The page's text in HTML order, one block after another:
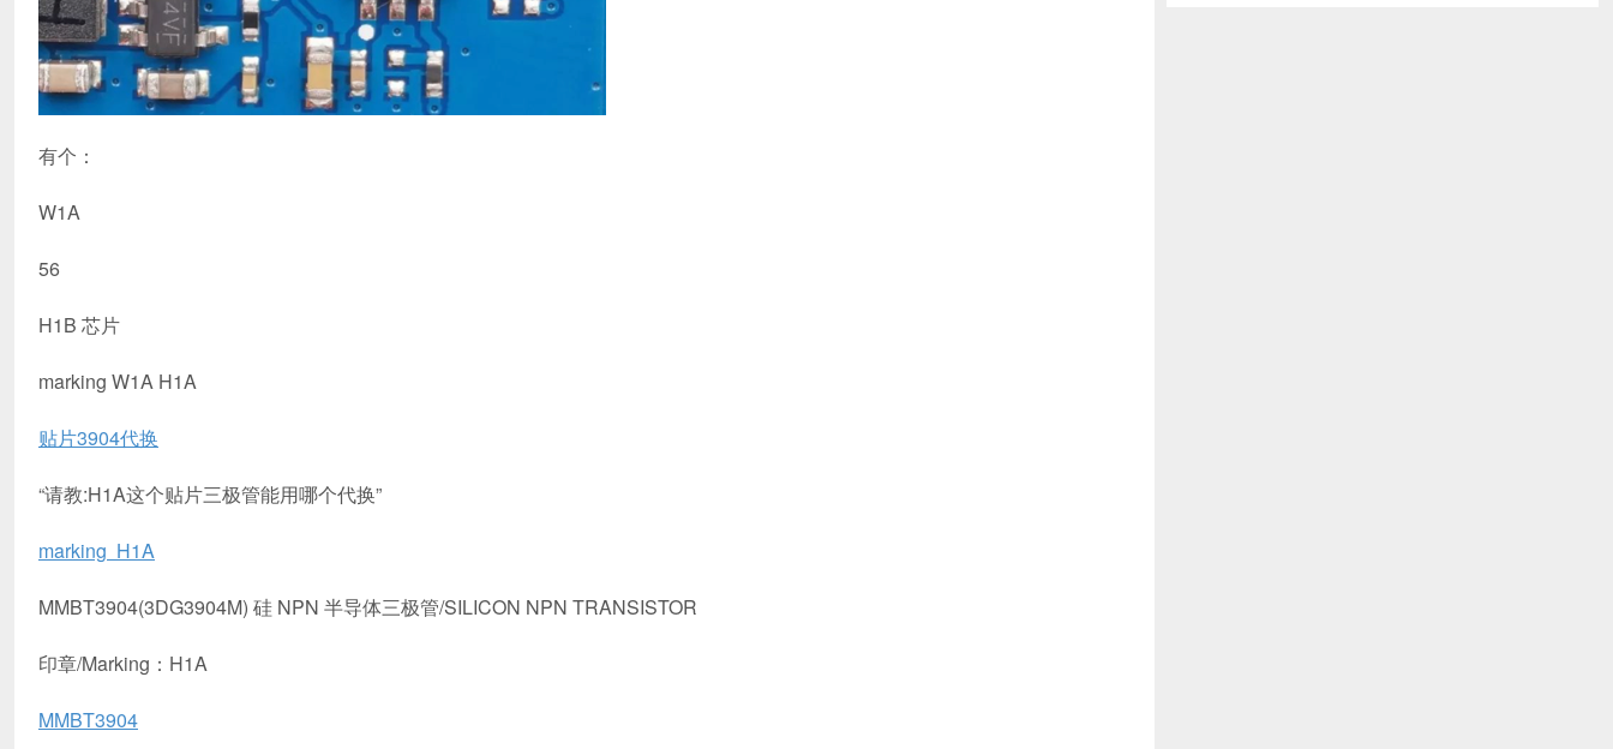
有个：
W1A
56
H1B 芯片
marking W1A H1A
贴片3904代换
“请教:H1A这个贴片三极管能用哪个代换”
marking H1A
MMBT3904(3DG3904M) 硅 NPN 半导体三极管/SILICON NPN TRANSISTOR
印章/Marking：H1A
MMBT3904